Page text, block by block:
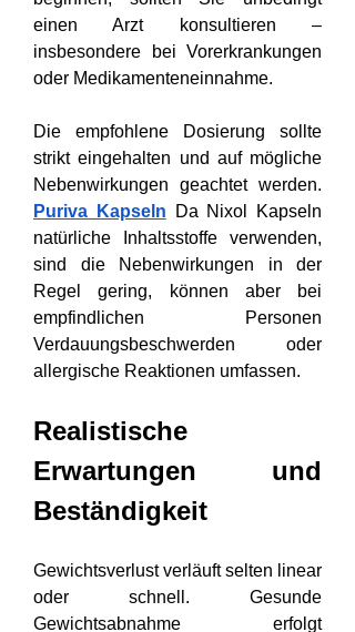
einen Arzt konsultieren –
insbesondere bei Vorerkrankungen
oder Medikamenteneinnahme.
Die empfohlene Dosierung sollte
strikt eingehalten und auf mögliche
Puriva Kapseln Da Nixol Kapseln
natürliche Inhaltsstoffe verwenden,
sind die Nebenwirkungen in der
Regel gering, können aber bei
empfindlichen Personen
Verdauungsbeschwerden oder
allergische Reaktionen umfassen.
Realistische
Erwartungen und
Beständigkeit
Gewichtsverlust verläuft selten linear
oder schnell. Gesunde
Gewichtsabnahme erfolgt